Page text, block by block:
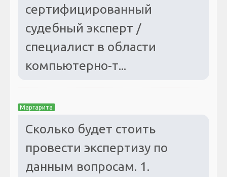
сертифицированный
судебный эксперт /
специалист в области
компьютерно-т...
Маргарита
Сколько будет стоить
провести экспертизу по
данным вопросам. 1.